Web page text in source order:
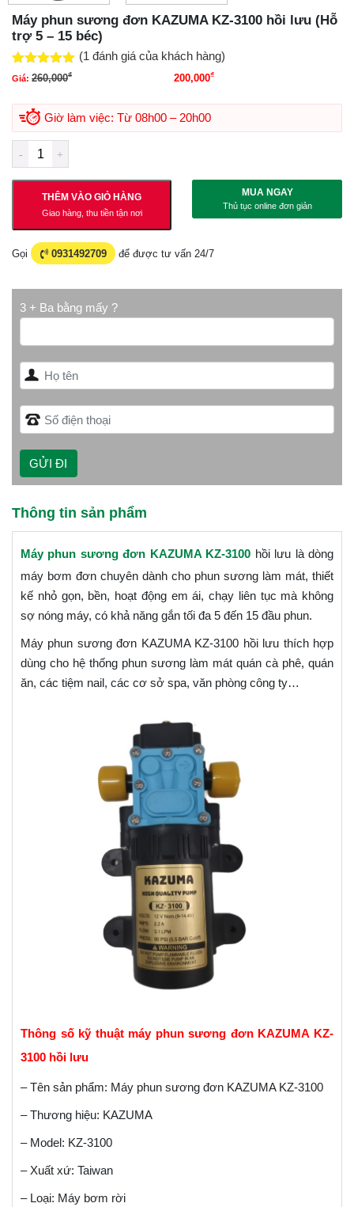
Máy phun sương đơn KAZUMA KZ-3100 hồi lưu (Hỗ
trợ 5 – 15 béc)
5.00trên 5
dựa trên
1
(1 đánh giá của khách hàng)
Giá: 260,000₫ 200,000₫Giá hiện tại là: 200,000₫.
Giờ làm việc: Từ 08h00 – 20h00
THÊM VÀO GIỎ HÀNG
Giao hàng, thu tiền tận nơi
MUA NGAY
Thủ tục online đơn giản
Gọi 0931492709 để được tư vấn 24/7
3 + Ba bằng mấy ?
Thông tin sản phẩm
Máy phun sương đơn KAZUMA KZ-3100 hồi lưu là dòng
máy bơm đơn chuyên dành cho phun sương làm mát, thiết
kế nhỏ gọn, bền, hoạt động em ái, chạy liên tục mà không
sợ nóng máy, có khả năng gắn tối đa 5 đến 15 đầu phun.
Máy phun sương đơn KAZUMA KZ-3100 hồi lưu thích hợp
dùng cho hệ thống phun sương làm mát quán cà phê, quán
ăn, các tiệm nail, các cơ sở spa, văn phòng công ty…
Thông số kỹ thuật máy phun sương đơn KAZUMA KZ-
3100 hồi lưu
– Tên sản phẩm: Máy phun sương đơn KAZUMA KZ-3100
– Thương hiệu: KAZUMA
– Model: KZ-3100
– Xuất xứ: Taiwan
– Loại: Máy bơm rời